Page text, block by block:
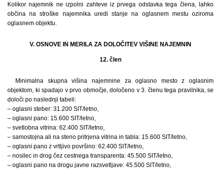
Kolikor najemnik ne izpolni zahteve iz prvega odstavka tega člena, lahko
občina na stroške najemnika uredi stanje na oglasnem mestu oziroma
oglasnem objektu.
V. OSNOVE IN MERILA ZA DOLOČITEV VIŠINE NAJEMNIN
12. člen
Minimalna skupna višina najemnine za oglasno mesto z oglasnim
objektom, ki spadajo v prvo območje, določeno v 3. členu tega pravilnika, se
določi po naslednji tabeli:
– oglasni steber: 31.200 SIT/letno,
– oglasni pano: 15.600 SIT/letno,
– svetlobna vitrina: 62.400 SIT/letno,
– samostojna ali na steno pritrjena vitrina in tabla: 15.600 SIT/letno,
– oglasni pano z vrtljivo površino: 62.400 SIT/letno,
– nosilec in drog čez cestnega transparenta: 45.500 SIT/letno,
– oglasni pano na drogu javne razsvetljave: 45.500 SIT/letno,